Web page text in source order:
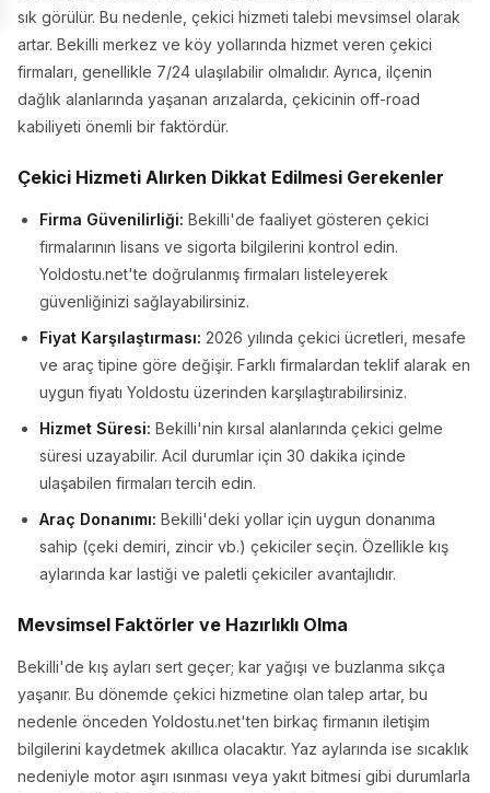
sık görülür. Bu nedenle, çekici hizmeti talebi mevsimsel olarak
artar. Bekilli merkez ve köy yollarında hizmet veren çekici
firmaları, genellikle 7/24 ulaşılabilir olmalıdır. Ayrıca, ilçenin
dağlık alanlarında yaşanan arızalarda, çekicinin off-road
kabiliyeti önemli bir faktördür.
Çekici Hizmeti Alırken Dikkat Edilmesi Gerekenler
Firma Güvenilirliği: Bekilli'de faaliyet gösteren çekici
firmalarının lisans ve sigorta bilgilerini kontrol edin.
Yoldostu.net'te doğrulanmış firmaları listeleyerek
güvenliğinizi sağlayabilirsiniz.
Fiyat Karşılaştırması: 2026 yılında çekici ücretleri, mesafe
ve araç tipine göre değişir. Farklı firmalardan teklif alarak en
uygun fiyatı Yoldostu üzerinden karşılaştırabilirsiniz.
Hizmet Süresi: Bekilli'nin kırsal alanlarında çekici gelme
süresi uzayabilir. Acil durumlar için 30 dakika içinde
ulaşabilen firmaları tercih edin.
Araç Donanımı: Bekilli'deki yollar için uygun donanıma
sahip (çeki demiri, zincir vb.) çekiciler seçin. Özellikle kış
aylarında kar lastiği ve paletli çekiciler avantajlıdır.
Mevsimsel Faktörler ve Hazırlıklı Olma
Bekilli'de kış ayları sert geçer; kar yağışı ve buzlanma sıkça
yaşanır. Bu dönemde çekici hizmetine olan talep artar, bu
nedenle önceden Yoldostu.net'ten birkaç firmanın iletişim
bilgilerini kaydetmek akıllıca olacaktır. Yaz aylarında ise sıcaklık
nedeniyle motor aşırı ısınması veya yakıt bitmesi gibi durumlarla